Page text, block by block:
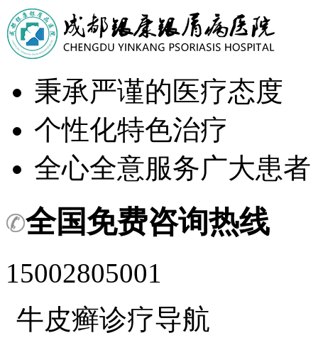
秉承严谨的医疗态度
个性化特色治疗
全心全意服务广大患者
全国免费咨询热线
15002805001
牛皮癣诊疗导航